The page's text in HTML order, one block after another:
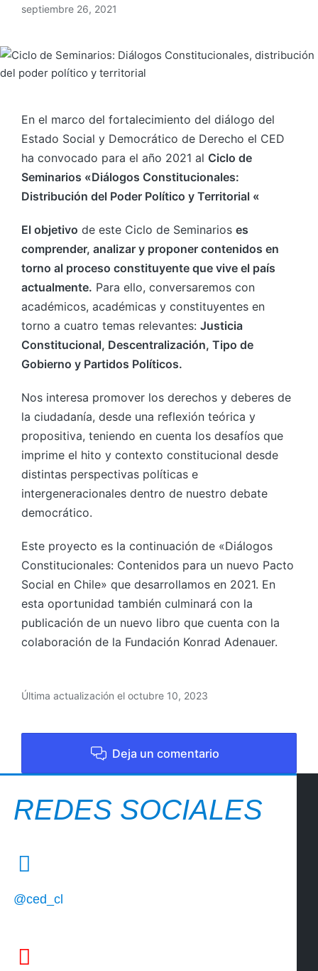
septiembre 26, 2021
En el marco del fortalecimiento del diálogo del
Estado Social y Democrático de Derecho el CED
ha convocado para el año 2021 al Ciclo de
Seminarios «Diálogos Constitucionales:
Distribución del Poder Político y Territorial «
El objetivo de este Ciclo de Seminarios es
comprender, analizar y proponer contenidos en
torno al proceso constituyente que vive el país
actualmente. Para ello, conversaremos con
académicos, académicas y constituyentes en
torno a cuatro temas relevantes: Justicia
Constitucional, Descentralización, Tipo de
Gobierno y Partidos Políticos.
Nos interesa promover los derechos y deberes de
la ciudadanía, desde una reflexión teórica y
propositiva, teniendo en cuenta los desafíos que
imprime el hito y contexto constitucional desde
distintas perspectivas políticas e
intergeneracionales dentro de nuestro debate
democrático.
Este proyecto es la continuación de «Diálogos
Constitucionales: Contenidos para un nuevo Pacto
Social en Chile» que desarrollamos en 2021. En
esta oportunidad también culminará con la
publicación de un nuevo libro que cuenta con la
colaboración de la Fundación Konrad Adenauer.
Última actualización el octubre 10, 2023
Deja un comentario
REDES SOCIALES
@ced_cl